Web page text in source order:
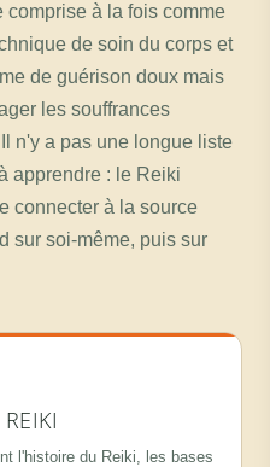
comprise à la fois comme
de soin du corps et
de guérison doux mais
les souffrances
n'y a pas une longue liste
apprendre : le Reiki
connecter à la source
sur soi-même, puis sur
l'histoire du Reiki, les bases